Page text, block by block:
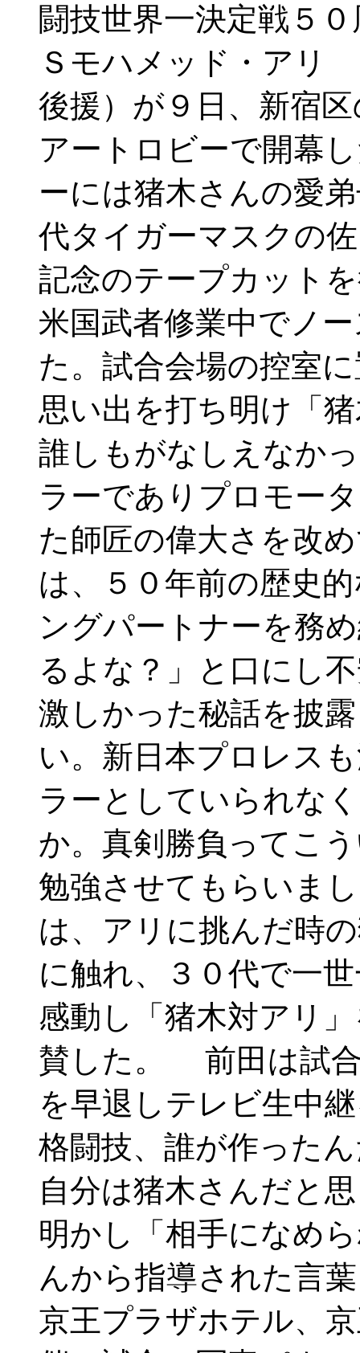
闘技世界一決定戦５
Ｓモハメッド・アリ
後援）が９日、新宿
アートロビーで開幕
ーには猪木さんの愛
代タイガーマスクの
記念のテープカット
米国武者修業中でノ
た。試合会場の控室
思い出を打ち明け「
誰しもがなしえなか
ラーでありプロモー
た師匠の偉大さを改
は、５０年前の歴史
ングパートナーを務
るよな？」と口にし
激しかった秘話を披
い。新日本プロレス
ラーとしていられな
か。真剣勝負ってこ
勉強させてもらいま
は、アリに挑んだ時
に触れ、３０代で一
感動し「猪木対アリ
賛した。 前田は試合
を早退しテレビ生中
格闘技、誰が作った
自分は猪木さんだと
明かし「相手になめ
んから指導された
京王プラザホテル、